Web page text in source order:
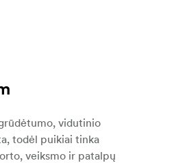
vidutinio
todėl puikiai tinka
veiksmo ir patalpų